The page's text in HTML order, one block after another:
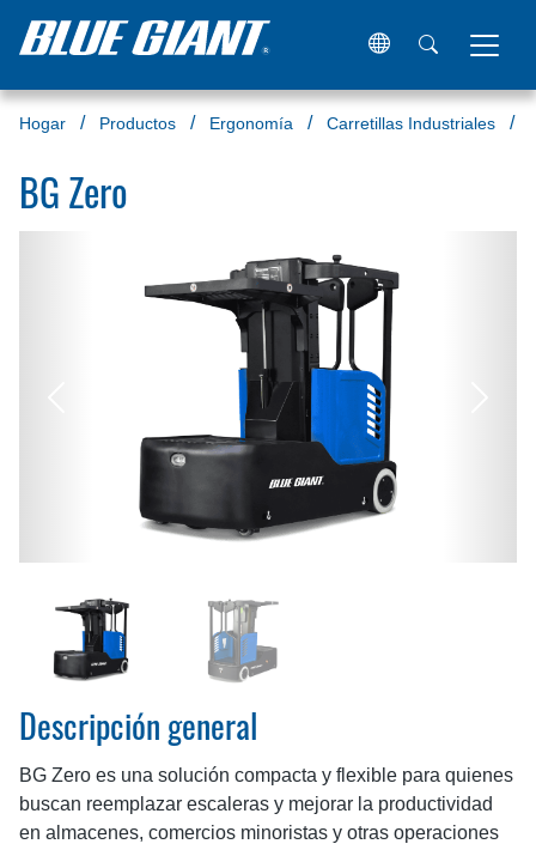
Hogar Productos Ergonomía Carretillas Industriales
BG Zero
Descripción general
BG Zero es una solución compacta y flexible para quienes
buscan reemplazar escaleras y mejorar la productividad
en almacenes, comercios minoristas y otras operaciones